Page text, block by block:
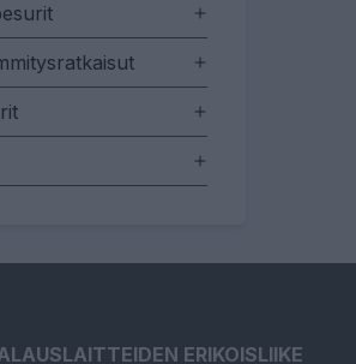
ERIKOISLIIKE